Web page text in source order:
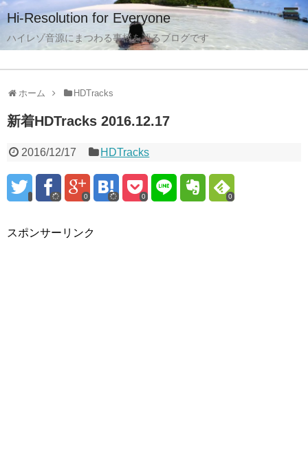
Hi-Resolution for Everyone
ハイレゾ音源にまつわる事柄を語るブログです
ホーム HDTracks
新着HDTracks 2016.12.17
2016/12/17 HDTracks
0 0 0
スポンサーリンク